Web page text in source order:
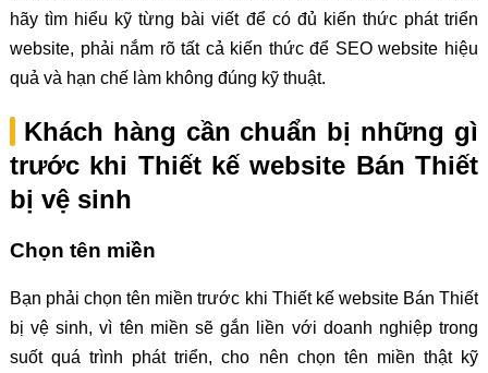
hãy tìm hiểu kỹ từng bài viết để có đủ kiến thức phát triển
website, phải nắm rõ tất cả kiến thức để SEO website hiệu
quả và hạn chế làm không đúng kỹ thuật.
Khách hàng cần chuẩn bị những gì
trước khi Thiết kế website Bán Thiết
bị vệ sinh
Chọn tên miền
Bạn phải chọn tên miền trước khi Thiết kế website Bán Thiết
bị vệ sinh, vì tên miền sẽ gắn liền với doanh nghiệp trong
suốt quá trình phát triển, cho nên chọn tên miền thật kỹ